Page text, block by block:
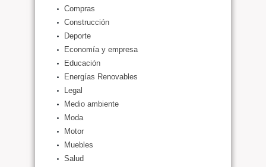
Compras
Construcción
Deporte
Economía y empresa
Educación
Energías Renovables
Legal
Medio ambiente
Moda
Motor
Muebles
Salud